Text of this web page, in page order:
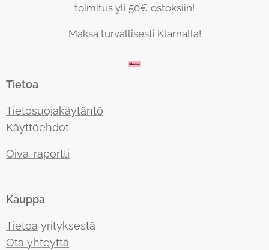
toimitus yli 50€ ostoksiin!
Maksa turvallisesti Klarnalla!
Tietoa
Tietosuojakäytäntö
Käyttöehdot
Oiva-raportti
Kauppa
Tietoa yrityksestä
Ota yhteyttä